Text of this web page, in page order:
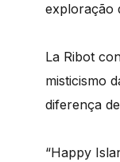
exploração
La Ribot
misticismo
diferença
“Happy